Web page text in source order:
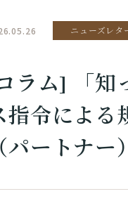
ニューズレタ
ラム] 「知
指令による
（パートナー）